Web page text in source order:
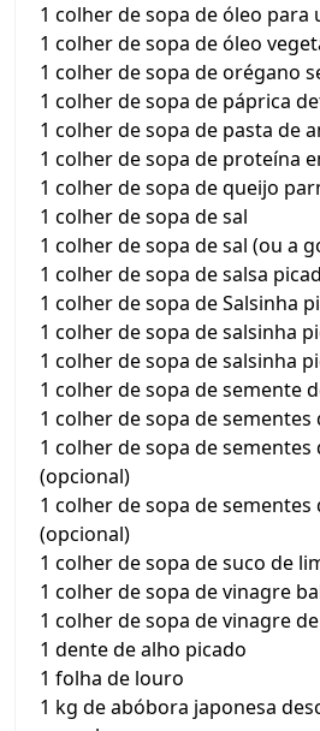
1 colher de sopa de óleo
1 colher de sopa de óleo
1 colher de sopa de orégano
1 colher de sopa de páprica
1 colher de sopa de pasta de
1 colher de sopa de proteína
1 colher de sopa de queijo
1 colher de sopa de sal
1 colher de sopa de sal (ou a
1 colher de sopa de salsa
1 colher de sopa de Salsinha
1 colher de sopa de salsinha
1 colher de sopa de salsinha
1 colher de sopa de semente
1 colher de sopa de sementes
1 colher de sopa de sementes
(opcional)
1 colher de sopa de sementes
(opcional)
1 colher de sopa de suco de
1 colher de sopa de vinagre
1 colher de sopa de vinagre
1 dente de alho picado
1 folha de louro
1 kg de abóbora japonesa